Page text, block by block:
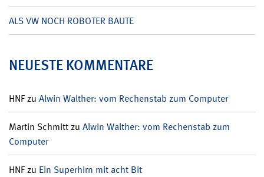
ALS VW NOCH ROBOTER BAUTE
NEUESTE KOMMENTARE
HNFzu Alwin Walther: vom Rechenstab zum Computer
Martin Schmittzu Alwin Walther: vom Rechenstab zum
Computer
HNFzu Ein Superhirn mit acht Bit